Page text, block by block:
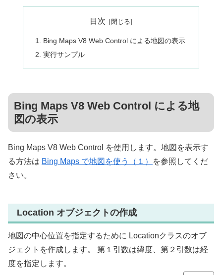
目次
Bing Maps V8 Web Control による地図の表示
実行サンプル
Bing Maps V8 Web Control による地
図の表示
Bing Maps V8 Web Control を使用します。地図を表示す
る方法は Bing Maps で地図を使う（１）
を参照してくだ
さい。
Location オブジェクトの作成
地図の中心位置を指定するために Locationクラスのオブ
ジェクトを作成します。 第１引数は緯度、第２引数は経
度を指定します。